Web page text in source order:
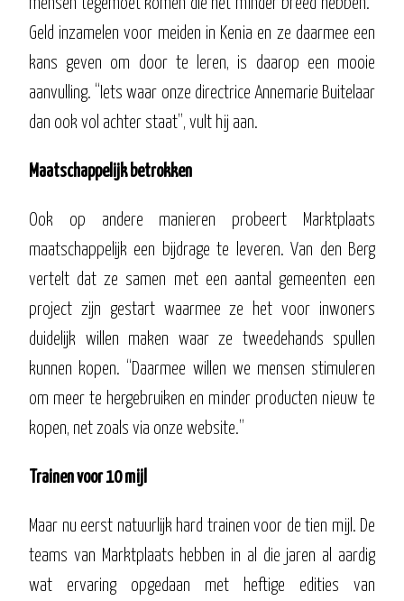
mensen tegemoet komen die het minder breed hebben.”
Geld inzamelen voor meiden in Kenia en ze daarmee een
kans geven om door te leren, is daarop een mooie
aanvulling. “Iets waar onze directrice Annemarie Buitelaar
dan ook vol achter staat”, vult hij aan.
Maatschappelijk betrokken
Ook op andere manieren probeert Marktplaats
maatschappelijk een bijdrage te leveren. Van den Berg
vertelt dat ze samen met een aantal gemeenten een
project zijn gestart waarmee ze het voor inwoners
duidelijk willen maken waar ze tweedehands spullen
kunnen kopen. “Daarmee willen we mensen stimuleren
om meer te hergebruiken en minder producten nieuw te
kopen, net zoals via onze website.”
Trainen voor 10 mijl
Maar nu eerst natuurlijk hard trainen voor de tien mijl. De
teams van Marktplaats hebben in al die jaren al aardig
wat ervaring opgedaan met heftige edities van